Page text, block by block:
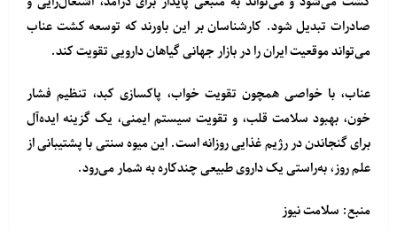
صادرات تبدیل شود. کارشناسان بر این باورند که توسعه کشت عناب
می‌تواند موقعیت ایران را در بازار جهانی گیاهان دارویی تقویت کند.
عناب، با خواصی همچون تقویت خواب، پاکسازی کبد، تنظیم فشار
خون، بهبود سلامت قلب، و تقویت سیستم ایمنی، یک گزینه ایده‌آل
برای گنجاندن در رژیم غذایی روزانه است. این میوه سنتی با پشتیبانی از
علم روز، به‌راستی یکداروی طبیعی چندکارهبه شمار می‌رود.
منبع: سلامت نیوز